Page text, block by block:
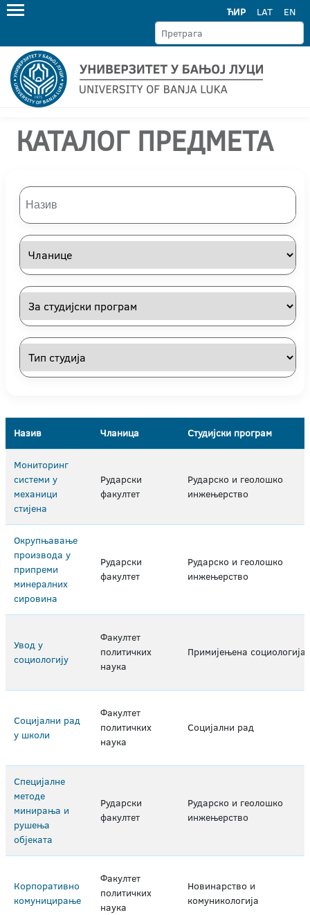
ЋИР LAT EN
КАТАЛОГ ПРЕДМЕТА
Назив Чланица Студијски програм
Мониторинг
системи у
механици
стијена
Рударски
факултет
Рударско и геолошко
инжењерство
Окрупњавање
производа у
припреми
минералних
сировина
Рударски
факултет
Рударско и геолошко
инжењерство
Увод у
социологију
Факултет
политичких
наука
Примијењена социологија
Социјални рад
у школи
Факултет
политичких
наука
Социјални рад
Специјалне
методе
минирања и
рушења
објеката
Рударски
факултет
Рударско и геолошко
инжењерство
Корпоративно
комуницирање
Факултет
политичких
наука
Новинарство и
комуникологија